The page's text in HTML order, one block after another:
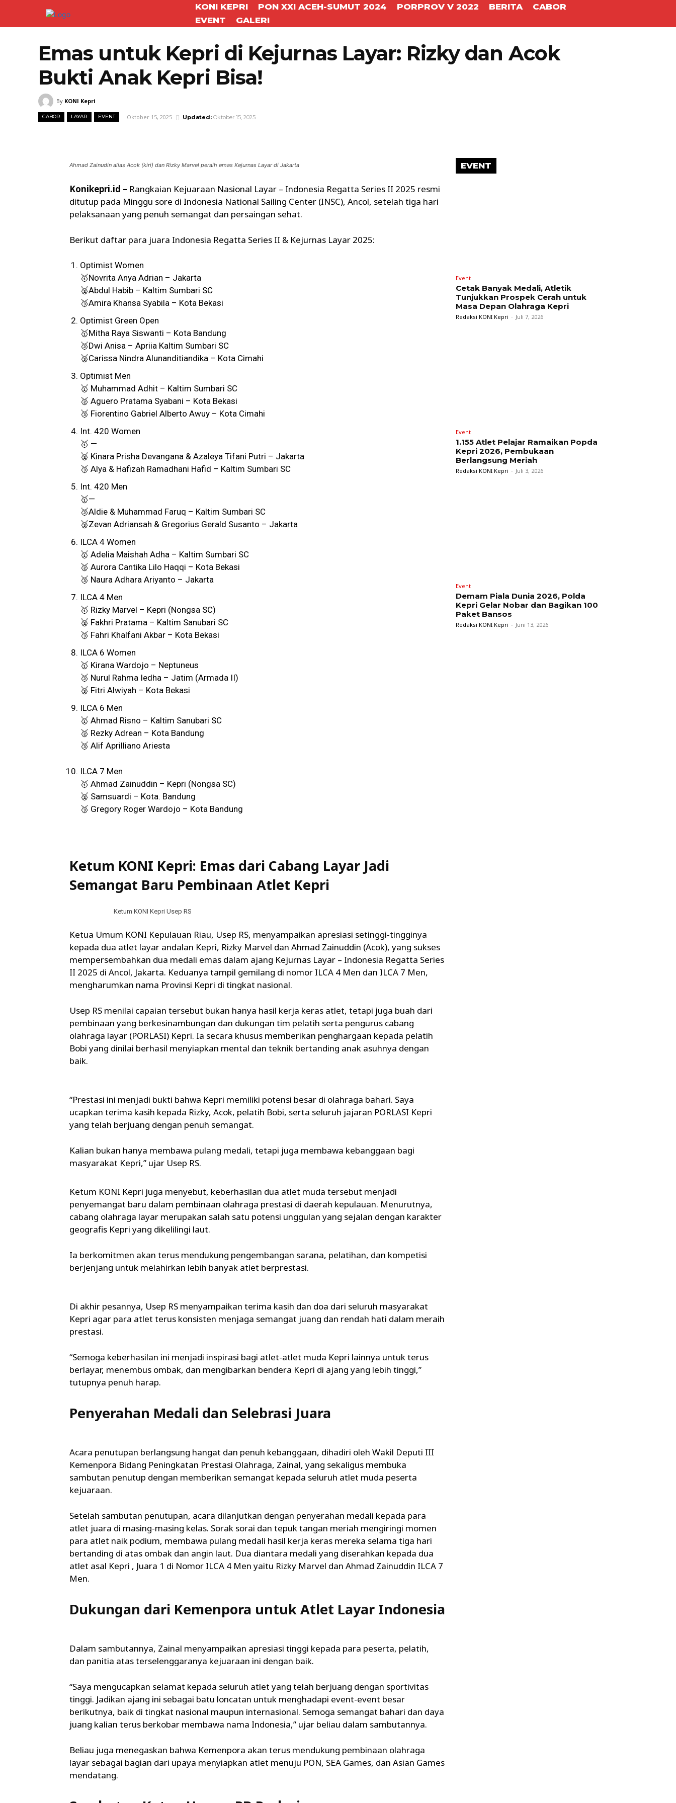
KONI KEPRI PON XXI ACEH-SUMUT 2024 PORPROV V 2022 BERITA
CABOR
EVENT
GALERI
Emas untuk Kepri di Kejurnas Layar: Rizky dan Acok
Bukti Anak Kepri Bisa!
By KONI Kepri
CABOR LAYAR EVENT Oktober 15, 2025 Updated: Oktober 15, 2025
Ahmad Zainudin alias Acok (kiri) dan Rizky Marvel peraih emas Kejurnas Layar di Jakarta
Konikepri.id – Rangkaian Kejuaraan Nasional Layar – Indonesia Regatta Series II 2025 resmi
ditutup pada Minggu sore di Indonesia National Sailing Center (INSC), Ancol, setelah tiga hari
pelaksanaan yang penuh semangat dan persaingan sehat.
Berikut daftar para juara Indonesia Regatta Series II & Kejurnas Layar 2025:
Optimist Women
🥇Novrita Anya Adrian – Jakarta
🥈Abdul Habib – Kaltim Sumbari SC
🥉Amira Khansa Syabila – Kota Bekasi
Optimist Green Open
🥇Mitha Raya Siswanti – Kota Bandung
🥈Dwi Anisa – Apriia Kaltim Sumbari SC
🥉Carissa Nindra Alunanditiandika – Kota Cimahi
Optimist Men
🥇 Muhammad Adhit – Kaltim Sumbari SC
🥈 Aguero Pratama Syabani – Kota Bekasi
🥉 Fiorentino Gabriel Alberto Awuy – Kota Cimahi
Int. 420 Women
🥇 —
🥈 Kinara Prisha Devangana & Azaleya Tifani Putri – Jakarta
🥉 Alya & Hafizah Ramadhani Hafid – Kaltim Sumbari SC
Int. 420 Men
🥇—
🥈Aldie & Muhammad Faruq – Kaltim Sumbari SC
🥉Zevan Adriansah & Gregorius Gerald Susanto – Jakarta
ILCA 4 Women
🥇 Adelia Maishah Adha – Kaltim Sumbari SC
🥈 Aurora Cantika Lilo Haqqi – Kota Bekasi
🥉 Naura Adhara Ariyanto – Jakarta
ILCA 4 Men
🥇 Rizky Marvel – Kepri (Nongsa SC)
🥈 Fakhri Pratama – Kaltim Sanubari SC
🥉 Fahri Khalfani Akbar – Kota Bekasi
ILCA 6 Women
🥇 Kirana Wardojo – Neptuneus
🥈 Nurul Rahma Iedha – Jatim (Armada II)
🥉 Fitri Alwiyah – Kota Bekasi
ILCA 6 Men
🥇 Ahmad Risno – Kaltim Sanubari SC
🥈 Rezky Adrean – Kota Bandung
🥉 Alif Aprilliano Ariesta
ILCA 7 Men
🥇 Ahmad Zainuddin – Kepri (Nongsa SC)
🥈 Samsuardi – Kota. Bandung
🥉 Gregory Roger Wardojo – Kota Bandung
Ketum KONI Kepri: Emas dari Cabang Layar Jadi
Semangat Baru Pembinaan Atlet Kepri
Ketum KONI Kepri Usep RS
Ketua Umum KONI Kepulauan Riau, Usep RS, menyampaikan apresiasi setinggi-tingginya
kepada dua atlet layar andalan Kepri, Rizky Marvel dan Ahmad Zainuddin (Acok), yang sukses
mempersembahkan dua medali emas dalam ajang Kejurnas Layar – Indonesia Regatta Series
II 2025 di Ancol, Jakarta. Keduanya tampil gemilang di nomor ILCA 4 Men dan ILCA 7 Men,
mengharumkan nama Provinsi Kepri di tingkat nasional.
Usep RS menilai capaian tersebut bukan hanya hasil kerja keras atlet, tetapi juga buah dari
pembinaan yang berkesinambungan dan dukungan tim pelatih serta pengurus cabang
olahraga layar (PORLASI) Kepri. Ia secara khusus memberikan penghargaan kepada pelatih
Bobi yang dinilai berhasil menyiapkan mental dan teknik bertanding anak asuhnya dengan
baik.
“Prestasi ini menjadi bukti bahwa Kepri memiliki potensi besar di olahraga bahari. Saya
ucapkan terima kasih kepada Rizky, Acok, pelatih Bobi, serta seluruh jajaran PORLASI Kepri
yang telah berjuang dengan penuh semangat.
Kalian bukan hanya membawa pulang medali, tetapi juga membawa kebanggaan bagi
masyarakat Kepri,” ujar Usep RS.
Ketum KONI Kepri juga menyebut, keberhasilan dua atlet muda tersebut menjadi
penyemangat baru dalam pembinaan olahraga prestasi di daerah kepulauan. Menurutnya,
cabang olahraga layar merupakan salah satu potensi unggulan yang sejalan dengan karakter
geografis Kepri yang dikelilingi laut.
Ia berkomitmen akan terus mendukung pengembangan sarana, pelatihan, dan kompetisi
berjenjang untuk melahirkan lebih banyak atlet berprestasi.
Di akhir pesannya, Usep RS menyampaikan terima kasih dan doa dari seluruh masyarakat
Kepri agar para atlet terus konsisten menjaga semangat juang dan rendah hati dalam meraih
prestasi.
“Semoga keberhasilan ini menjadi inspirasi bagi atlet-atlet muda Kepri lainnya untuk terus
berlayar, menembus ombak, dan mengibarkan bendera Kepri di ajang yang lebih tinggi,”
tutupnya penuh harap.
Penyerahan Medali dan Selebrasi Juara
Acara penutupan berlangsung hangat dan penuh kebanggaan, dihadiri oleh Wakil Deputi III
Kemenpora Bidang Peningkatan Prestasi Olahraga, Zainal, yang sekaligus membuka
sambutan penutup dengan memberikan semangat kepada seluruh atlet muda peserta
kejuaraan.
Setelah sambutan penutupan, acara dilanjutkan dengan penyerahan medali kepada para
atlet juara di masing-masing kelas. Sorak sorai dan tepuk tangan meriah mengiringi momen
para atlet naik podium, membawa pulang medali hasil kerja keras mereka selama tiga hari
bertanding di atas ombak dan angin laut. Dua diantara medali yang diserahkan kepada dua
atlet asal Kepri , Juara 1 di Nomor ILCA 4 Men yaitu Rizky Marvel dan Ahmad Zainuddin ILCA 7
Men.
Dukungan dari Kemenpora untuk Atlet Layar Indonesia
Dalam sambutannya, Zainal menyampaikan apresiasi tinggi kepada para peserta, pelatih,
dan panitia atas terselenggaranya kejuaraan ini dengan baik.
“Saya mengucapkan selamat kepada seluruh atlet yang telah berjuang dengan sportivitas
tinggi. Jadikan ajang ini sebagai batu loncatan untuk menghadapi event-event besar
berikutnya, baik di tingkat nasional maupun internasional. Semoga semangat bahari dan daya
juang kalian terus berkobar membawa nama Indonesia,” ujar beliau dalam sambutannya.
Beliau juga menegaskan bahwa Kemenpora akan terus mendukung pembinaan olahraga
layar sebagai bagian dari upaya menyiapkan atlet menuju PON, SEA Games, dan Asian Games
mendatang.
EVENT
Event
Cetak Banyak Medali, Atletik
Tunjukkan Prospek Cerah untuk
Masa Depan Olahraga Kepri
Redaksi KONI Kepri - Juli 7, 2026
Event
1.155 Atlet Pelajar Ramaikan Popda
Kepri 2026, Pembukaan
Berlangsung Meriah
Redaksi KONI Kepri - Juli 3, 2026
Event
Demam Piala Dunia 2026, Polda
Kepri Gelar Nobar dan Bagikan 100
Paket Bansos
Redaksi KONI Kepri - Juni 13, 2026